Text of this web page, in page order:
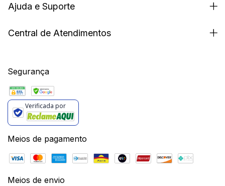
Ajuda e Suporte
Central de Atendimentos
Segurança
Verificada por
Meios de pagamento
Meios de envio